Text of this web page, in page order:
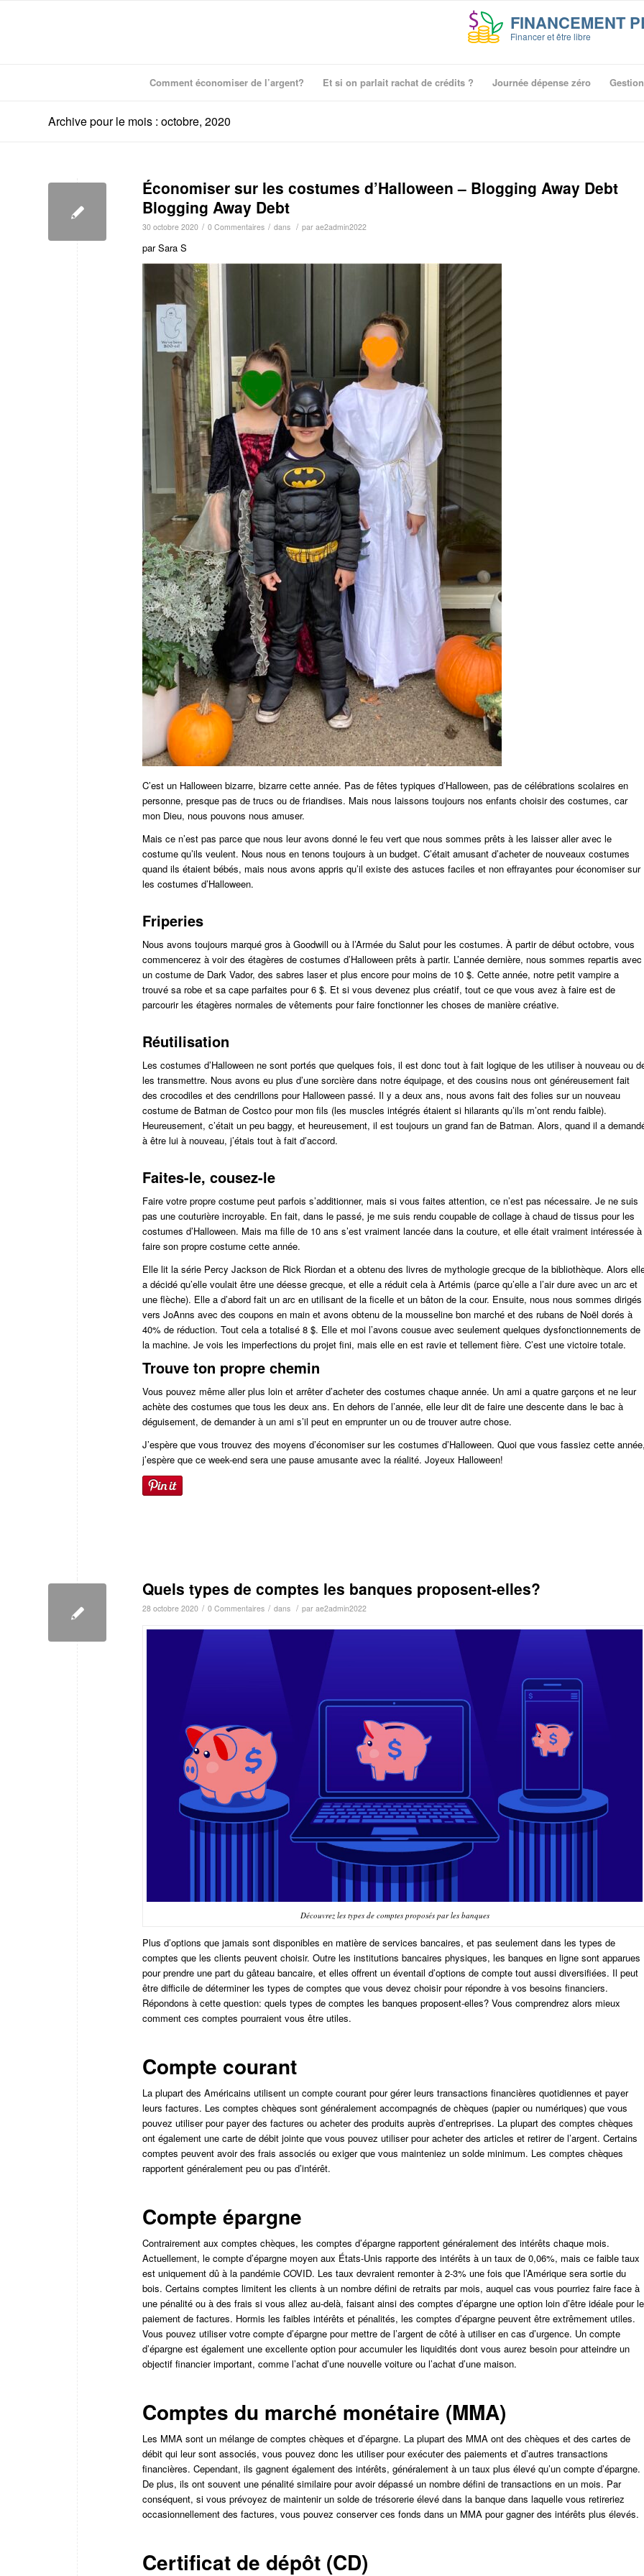
Comment économiser de l’argent? Et si on parlait rachat de crédits ? Journée dépense zéro
Archive pour le mois : octobre, 2020
Économiser sur les costumes d’Halloween – Blogging Away Debt
Blogging Away Debt
30 octobre 2020 / 0 Commentaires / dans / par ae2admin2022
par Sara S
C’est un Halloween bizarre, bizarre cette année. Pas de fêtes typiques d’Halloween, pas de célébrations scolaires en
personne, presque pas de trucs ou de friandises. Mais nous laissons toujours nos enfants choisir des costumes, car
mon Dieu, nous pouvons nous amuser.
Mais ce n’est pas parce que nous leur avons donné le feu vert que nous sommes prêts à les laisser aller avec le
costume qu’ils veulent. Nous nous en tenons toujours à un budget. C’était amusant d’acheter de nouveaux costumes
quand ils étaient bébés, mais nous avons appris qu’il existe des astuces faciles et non effrayantes pour économiser sur
les costumes d’Halloween.
Friperies
Nous avons toujours marqué gros à Goodwill ou à l’Armée du Salut pour les costumes. À partir de début octobre, vous
commencerez à voir des étagères de costumes d’Halloween prêts à partir. L’année dernière, nous sommes repartis avec
un costume de Dark Vador, des sabres laser et plus encore pour moins de 10 $. Cette année, notre petit vampire a
trouvé sa robe et sa cape parfaites pour 6 $. Et si vous devenez plus créatif, tout ce que vous avez à faire est de
parcourir les étagères normales de vêtements pour faire fonctionner les choses de manière créative.
Réutilisation
Les costumes d’Halloween ne sont portés que quelques fois, il est donc tout à fait logique de les utiliser à nouveau ou
les transmettre. Nous avons eu plus d’une sorcière dans notre équipage, et des cousins ​​nous ont généreusement fait
des crocodiles et des cendrillons pour Halloween passé. Il y a deux ans, nous avons fait des folies sur un nouveau
costume de Batman de Costco pour mon fils (les muscles intégrés étaient si hilarants qu’ils m’ont rendu faible).
Heureusement, c’était un peu baggy, et heureusement, il est toujours un grand fan de Batman. Alors, quand il a
à être lui à nouveau, j’étais tout à fait d’accord.
Faites-le, cousez-le
Faire votre propre costume peut parfois s’additionner, mais si vous faites attention, ce n’est pas nécessaire. Je ne suis
pas une couturière incroyable. En fait, dans le passé, je me suis rendu coupable de collage à chaud de tissus pour les
costumes d’Halloween. Mais ma fille de 10 ans s’est vraiment lancée dans la couture, et elle était vraiment intéressée à
faire son propre costume cette année.
Elle lit la série Percy Jackson de Rick Riordan et a obtenu des livres de mythologie grecque de la bibliothèque. Alors
a décidé qu’elle voulait être une déesse grecque, et elle a réduit cela à Artémis (parce qu’elle a l’air dure avec un arc et
une flèche). Elle a d’abord fait un arc en utilisant de la ficelle et un bâton de la cour. Ensuite, nous nous sommes dirigés
vers JoAnns avec des coupons en main et avons obtenu de la mousseline bon marché et des rubans de Noël dorés à
40% de réduction. Tout cela a totalisé 8 $. Elle et moi l’avons cousue avec seulement quelques dysfonctionnements de
la machine. Je vois les imperfections du projet fini, mais elle en est ravie et tellement fière. C’est une victoire totale.
Trouve ton propre chemin
Vous pouvez même aller plus loin et arrêter d’acheter des costumes chaque année. Un ami a quatre garçons et ne leur
achète des costumes que tous les deux ans. En dehors de l’année, elle leur dit de faire une descente dans le bac à
déguisement, de demander à un ami s’il peut en emprunter un ou de trouver autre chose.
J’espère que vous trouvez des moyens d’économiser sur les costumes d’Halloween. Quoi que vous fassiez cette année,
j’espère que ce week-end sera une pause amusante avec la réalité. Joyeux Halloween!
Quels types de comptes les banques proposent-elles?
28 octobre 2020 / 0 Commentaires / dans / par ae2admin2022
Découvrez les types de comptes proposés par les banques
Plus d’options que jamais sont disponibles en matière de services bancaires, et pas seulement dans les types de
comptes que les clients peuvent choisir. Outre les institutions bancaires physiques, les banques en ligne sont apparues
pour prendre une part du gâteau bancaire, et elles offrent un éventail d’options de compte tout aussi diversifiées. Il peut
être difficile de déterminer les types de comptes que vous devez choisir pour répondre à vos besoins financiers.
Répondons à cette question: quels types de comptes les banques proposent-elles? Vous comprendrez alors mieux
comment ces comptes pourraient vous être utiles.
Compte courant
La plupart des Américains utilisent un compte courant pour gérer leurs transactions financières quotidiennes et payer
leurs factures. Les comptes chèques sont généralement accompagnés de chèques (papier ou numériques) que vous
pouvez utiliser pour payer des factures ou acheter des produits auprès d’entreprises. La plupart des comptes chèques
ont également une carte de débit jointe que vous pouvez utiliser pour acheter des articles et retirer de l’argent. Certains
comptes peuvent avoir des frais associés ou exiger que vous mainteniez un solde minimum. Les comptes chèques
rapportent généralement peu ou pas d’intérêt.
Compte épargne
Contrairement aux comptes chèques, les comptes d’épargne rapportent généralement des intérêts chaque mois.
Actuellement, le compte d’épargne moyen aux États-Unis rapporte des intérêts à un taux de 0,06%, mais ce faible taux
est uniquement dû à la pandémie COVID. Les taux devraient remonter à 2-3% une fois que l’Amérique sera sortie du
bois. Certains comptes limitent les clients à un nombre défini de retraits par mois, auquel cas vous pourriez faire face à
une pénalité ou à des frais si vous allez au-delà, faisant ainsi des comptes d’épargne une option loin d’être idéale pour le
paiement de factures. Hormis les faibles intérêts et pénalités, les comptes d’épargne peuvent être extrêmement utiles.
Vous pouvez utiliser votre compte d’épargne pour mettre de l’argent de côté à utiliser en cas d’urgence. Un compte
d’épargne est également une excellente option pour accumuler les liquidités dont vous aurez besoin pour atteindre un
objectif financier important, comme l’achat d’une nouvelle voiture ou l’achat d’une maison.
Comptes du marché monétaire (MMA)
Les MMA sont un mélange de comptes chèques et d’épargne. La plupart des MMA ont des chèques et des cartes de
débit qui leur sont associés, vous pouvez donc les utiliser pour exécuter des paiements et d’autres transactions
financières. Cependant, ils gagnent également des intérêts, généralement à un taux plus élevé qu’un compte d’épargne.
De plus, ils ont souvent une pénalité similaire pour avoir dépassé un nombre défini de transactions en un mois. Par
conséquent, si vous prévoyez de maintenir un solde de trésorerie élevé dans la banque dans laquelle vous retireriez
occasionnellement des factures, vous pouvez conserver ces fonds dans un MMA pour gagner des intérêts plus élevés.
Certificat de dépôt (CD)